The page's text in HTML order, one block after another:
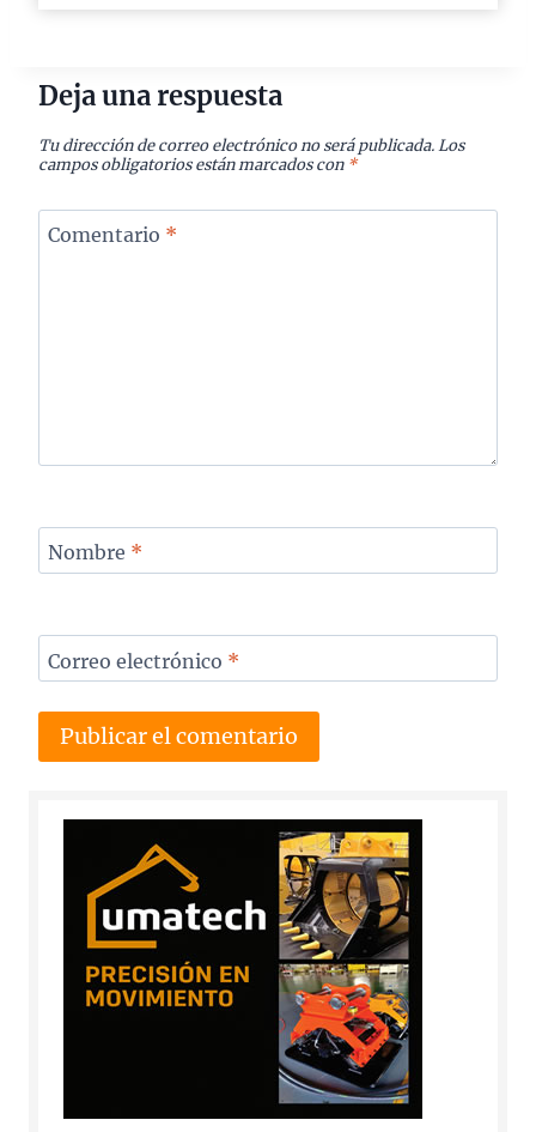
Deja una respuesta
Tu dirección de correo electrónico no será publicada. Los
campos obligatorios están marcados con *
Comentario *
Nombre *
Correo electrónico *